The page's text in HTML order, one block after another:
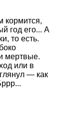
кормится,
год его... А
то есть.
мертвые.
или в
— как